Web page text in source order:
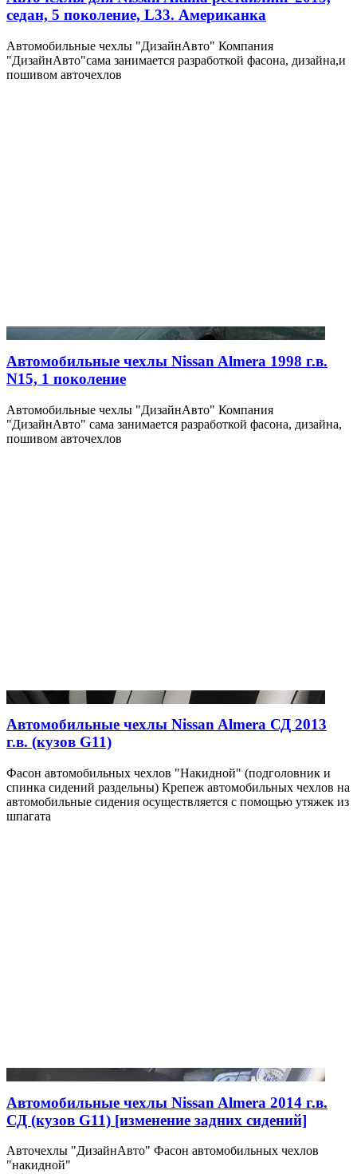
седан, 5 поколение, L33. Американка
Автомобильные чехлы "ДизайнАвто" Компания
"ДизайнАвто"сама занимается разработкой фасона, дизайна,и
пошивом авточехлов
Автомобильные чехлы Nissan Almera 1998 г.в.
N15, 1 поколение
Автомобильные чехлы "ДизайнАвто" Компания
"ДизайнАвто" сама занимается разработкой фасона, дизайна,
пошивом авточехлов
Автомобильные чехлы Nissan Almera СД 2013
г.в. (кузов G11)
Фасон автомобильных чехлов "Накидной" (подголовник и
спинка сидений раздельны) Крепеж автомобильных чехлов на
автомобильные сидения осуществляется с помощью утяжек из
шпагата
Автомобильные чехлы Nissan Almera 2014 г.в.
СД (кузов G11) [изменение задних сидений]
Авточехлы "ДизайнАвто" Фасон автомобильных чехлов
"накидной"